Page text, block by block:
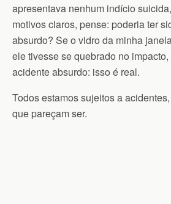
apresentava nenhum indício
motivos claros, pense: poderia ter
absurdo? Se o vidro da minha
ele tivesse se quebrado no
acidente absurdo: isso é real.
Todos estamos sujeitos a
que pareçam ser.